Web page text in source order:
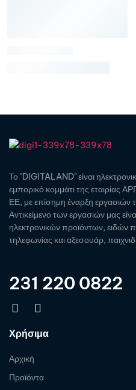
Το "DIGITALAND" είναι
εμπορικό κομμάτι της
ΕΕ, με επίσημη έναρξη εργασιών
Αντικείμενο των εργασιών μας
ηλεκτρονικών προϊόντων, ειδών
τηλεφωνίας και αξεσουάρ,
231 220 0822
Χρήσιμα
Αρχική
Προϊόντα